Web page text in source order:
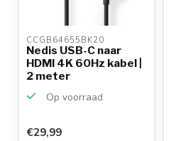
CCGB64655BK20
Nedis USB-C naar
HDMI 4K 60Hz kabel |
2 meter
Op voorraad
€29,99